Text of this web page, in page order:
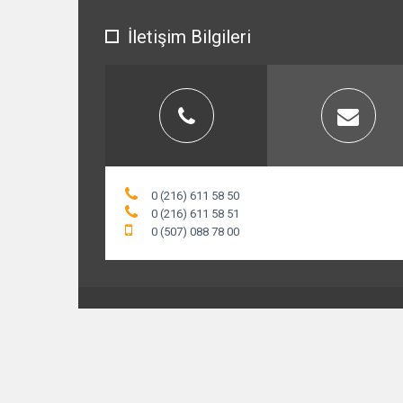
İletişim Bilgileri
0 (216) 611 58 50
0 (216) 611 58 51
0 (507) 088 78 00